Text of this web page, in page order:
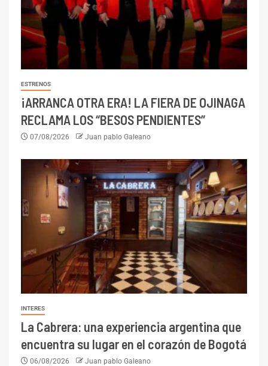
ESTRENOS
¡ARRANCA OTRA ERA! LA FIERA DE OJINAGA
RECLAMA LOS “BESOS PENDIENTES”
07/08/2026 Juan pablo Galeano
INTERES
La Cabrera: una experiencia argentina que
encuentra su lugar en el corazón de Bogotá
06/08/2026 Juan pablo Galeano